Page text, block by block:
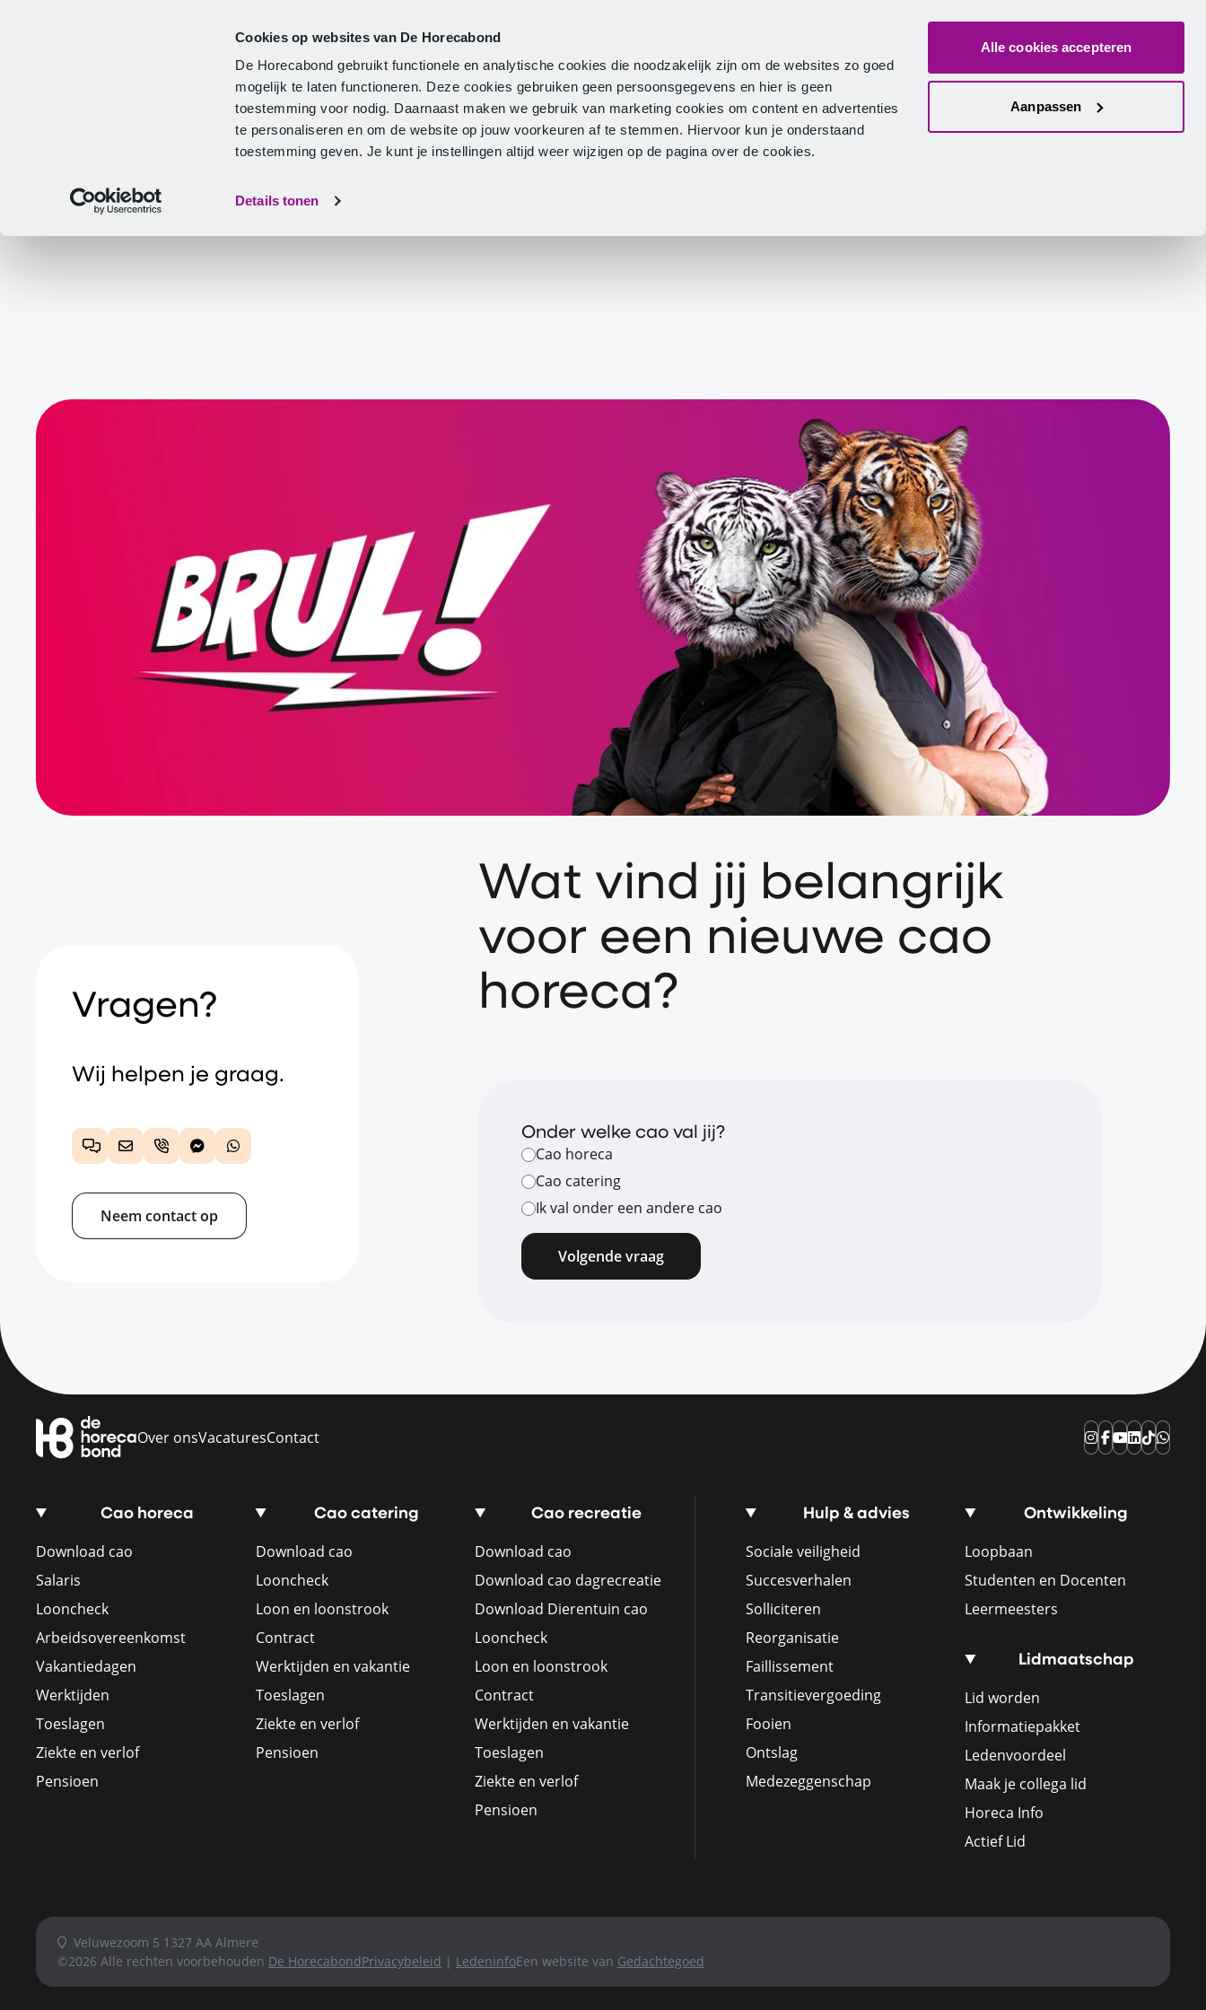
Cookies op websites van De Horecabond
De Horecabond gebruikt functionele en analytische cookies die noodzakelijk zijn om de websites zo goed
mogelijk te laten functioneren. Deze cookies gebruiken geen persoonsgegevens en hier is geen
toestemming voor nodig. Daarnaast maken we gebruik van marketing cookies om content en advertenties
te personaliseren en om de website op jouw voorkeuren af te stemmen. Hiervoor kun je onderstaand
toestemming geven. Je kunt je instellingen altijd weer wijzigen op de pagina over de cookies.
Details tonen
Alle cookies accepteren
Aanpassen
Zoeken
Wat vind jij belangrijk
voor een nieuwe cao
horeca?
Onder welke cao val jij?
Cao horeca
Cao catering
Ik val onder een andere cao
Volgende vraag
Vragen?
Wij helpen je graag.
Chat E-mailTelefoonFacebook Messenger
WhatsApp
Neem contact op
Over onsVacaturesContact
Cao horeca
Download cao
Salaris
Looncheck
Arbeidsovereenkomst
Vakantiedagen
Werktijden
Toeslagen
Ziekte en verlof
Pensioen
Cao catering
Download cao
Looncheck
Loon en loonstrook
Contract
Werktijden en vakantie
Toeslagen
Ziekte en verlof
Pensioen
Cao recreatie
Download cao
Download cao dagrecreatie
Download Dierentuin cao
Looncheck
Loon en loonstrook
Contract
Werktijden en vakantie
Toeslagen
Ziekte en verlof
Pensioen
Hulp & advies
Sociale veiligheid
Succesverhalen
Solliciteren
Reorganisatie
Faillissement
Transitievergoeding
Fooien
Ontslag
Medezeggenschap
Ontwikkeling
Loopbaan
Studenten en Docenten
Leermeesters
Lidmaatschap
Lid worden
Informatiepakket
Ledenvoordeel
Maak je collega lid
Horeca Info
Actief Lid
Instagram
Facebook
YouTube
LinkedIn
TikTok
Veluwezoom 5 1327 AA Almere
©2026 Alle rechten voorbehouden De HorecabondPrivacybeleid | LedeninfoEen website van Gedachtegoed